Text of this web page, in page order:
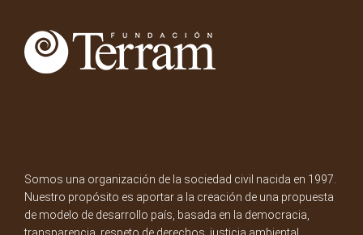
Somos una organización de la sociedad civil nacida en 1997.
Nuestro propósito es aportar a la creación de una propuesta
de modelo de desarrollo país, basada en la democracia,
transparencia, respeto de derechos, justicia ambiental,